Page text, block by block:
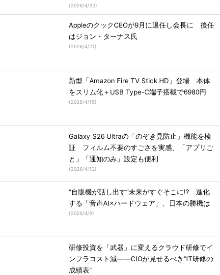
(2026/4/22)
AppleのクックCEOが9月に退任し会長に 後任
はジョン・ターナス氏
(2026/4/21)
新型「Amazon Fire TV Stick HD」登場 本体
をスリム化＋USB Type-C端子搭載で6980円
(2026/4/15)
Galaxy S26 Ultraの「のぞき見防止」機能を検
証 フィルム不要のすごさを実感、「アプリご
と」「通知のみ」設定も便利
(2026/4/12)
“自販機が話し出す”未来がすぐそこに!? 進化
する「音声AI×ハードウェア」、日本の勝機は
(2026/4/9)
研修投資を「武器」に変えるクラウド研修でイ
ンフラコスト減――CIOが見せるべき“IT研修の
成績表”